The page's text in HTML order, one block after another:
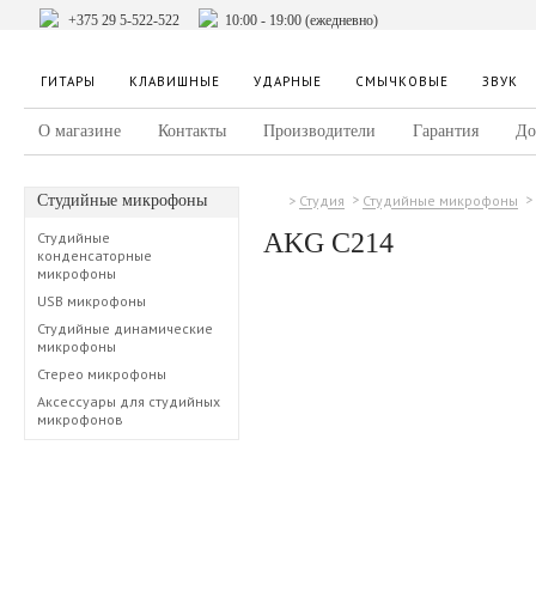
+375 29 5-522-522 10:00 - 19:00 (ежедневно)
ГИТАРЫ КЛАВИШНЫЕ УДАРНЫЕ СМЫЧКОВЫЕ ЗВУК
О магазине Контакты Производители Гарантия
Студийные микрофоны
Студийные
конденсаторные
микрофоны
USB микрофоны
Студийные динамические
микрофоны
Стерео микрофоны
Аксессуары для студийных
микрофонов
Студия Студийные микрофоны
AKG C214